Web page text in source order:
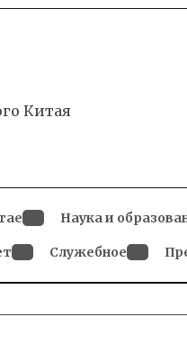
Китая
dropdown
menu
Наука и
dropdown
Служебное